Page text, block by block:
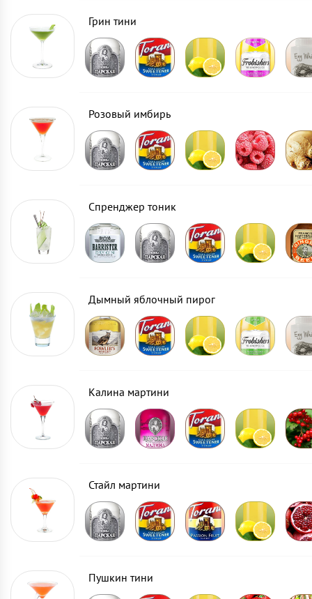
Грин тини
Розовый имбирь
Спренджер тоник
Дымный яблочный пирог
Калина мартини
Стайл мартини
Пушкин тини